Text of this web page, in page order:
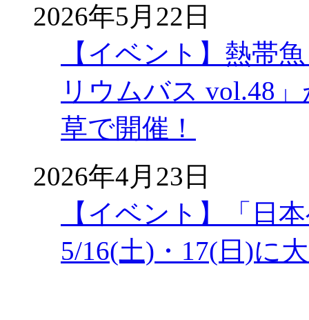
2026年5月22日
【イベント】熱帯
リウムバス vol.48
草で開催！
2026年4月23日
【イベント】「日
5/16(土)・17(日)に